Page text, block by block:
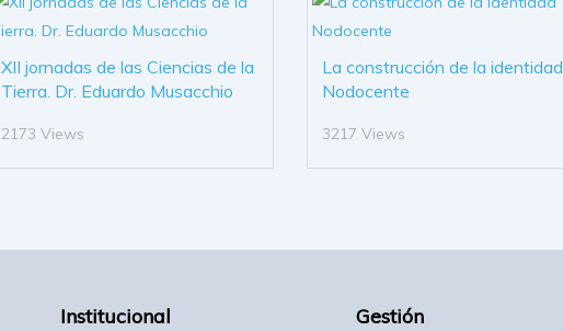
XII jornadas de las Ciencias de la
Tierra. Dr. Eduardo Musacchio
2173 Views
La construcción de la identidad
Nodocente
3217 Views
Institucional Gestión